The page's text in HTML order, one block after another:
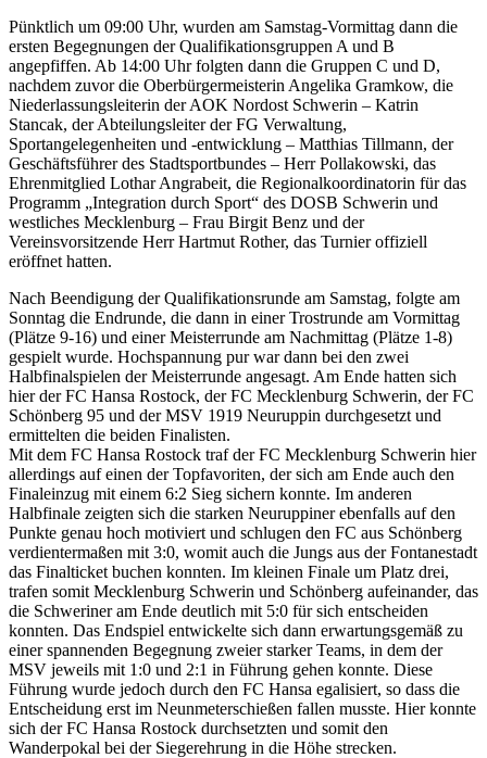
Pünktlich um 09:00 Uhr, wurden am Samstag-Vormittag dann die
ersten Begegnungen der Qualifikationsgruppen A und B
angepfiffen. Ab 14:00 Uhr folgten dann die Gruppen C und D,
nachdem zuvor die Oberbürgermeisterin Angelika Gramkow, die
Niederlassungsleiterin der AOK Nordost Schwerin – Katrin
Stancak, der Abteilungsleiter der FG Verwaltung,
Sportangelegenheiten und -entwicklung – Matthias Tillmann, der
Geschäftsführer des Stadtsportbundes – Herr Pollakowski, das
Ehrenmitglied Lothar Angrabeit, die Regionalkoordinatorin für das
Programm „Integration durch Sport“ des DOSB Schwerin und
westliches Mecklenburg – Frau Birgit Benz und der
Vereinsvorsitzende Herr Hartmut Rother, das Turnier offiziell
eröffnet hatten.
Nach Beendigung der Qualifikationsrunde am Samstag, folgte am
Sonntag die Endrunde, die dann in einer Trostrunde am Vormittag
(Plätze 9-16) und einer Meisterrunde am Nachmittag (Plätze 1-8)
gespielt wurde. Hochspannung pur war dann bei den zwei
Halbfinalspielen der Meisterrunde angesagt. Am Ende hatten sich
hier der FC Hansa Rostock, der FC Mecklenburg Schwerin, der FC
Schönberg 95 und der MSV 1919 Neuruppin durchgesetzt und
ermittelten die beiden Finalisten.
Mit dem FC Hansa Rostock traf der FC Mecklenburg Schwerin hier
allerdings auf einen der Topfavoriten, der sich am Ende auch den
Finaleinzug mit einem 6:2 Sieg sichern konnte. Im anderen
Halbfinale zeigten sich die starken Neuruppiner ebenfalls auf den
Punkte genau hoch motiviert und schlugen den FC aus Schönberg
verdientermaßen mit 3:0, womit auch die Jungs aus der Fontanestadt
das Finalticket buchen konnten. Im kleinen Finale um Platz drei,
trafen somit Mecklenburg Schwerin und Schönberg aufeinander, das
die Schweriner am Ende deutlich mit 5:0 für sich entscheiden
konnten. Das Endspiel entwickelte sich dann erwartungsgemäß zu
einer spannenden Begegnung zweier starker Teams, in dem der
MSV jeweils mit 1:0 und 2:1 in Führung gehen konnte. Diese
Führung wurde jedoch durch den FC Hansa egalisiert, so dass die
Entscheidung erst im Neunmeterschießen fallen musste. Hier konnte
sich der FC Hansa Rostock durchsetzten und somit den
Wanderpokal bei der Siegerehrung in die Höhe strecken.